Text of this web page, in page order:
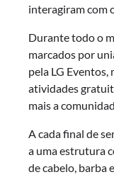
interagiram com
Durante todo o
marcados por
pela LG
atividades
mais a
A cada final de
a uma estrutura
de cabelo, barba